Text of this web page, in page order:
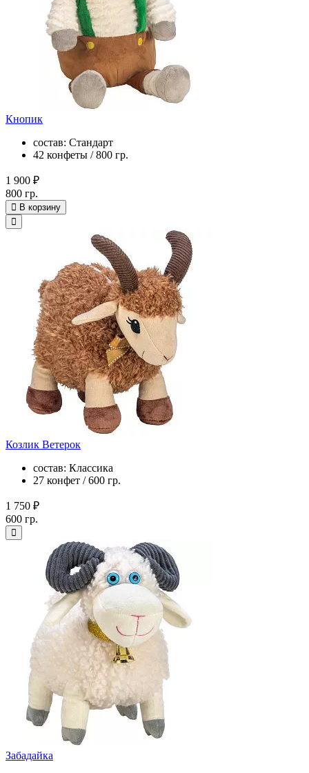
Кнопик
состав: Стандарт
42 конфеты / 800 гр.
1 900 ₽
800 гр.
В корзину
Козлик Ветерок
состав: Классика
27 конфет / 600 гр.
1 750 ₽
600 гр.
Забадайка